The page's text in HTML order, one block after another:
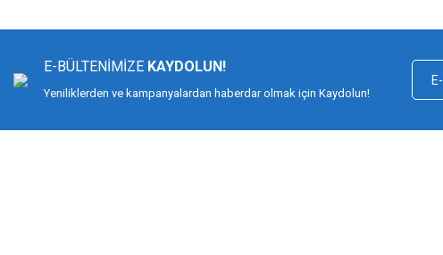
Ürün açıklamasında eksik bilgiler bulunuyor.
E-BÜLTENİMİZE KAYDOLUN!
Yeniliklerden ve kampanyalardan haberdar olmak için Kaydolun!